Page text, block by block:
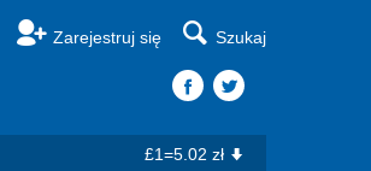
Zarejestruj się Szukaj
£1=5.02 zł